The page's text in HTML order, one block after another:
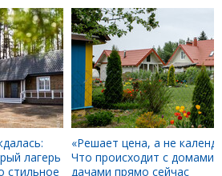
лагерь
стильное
«Решает цена, а не
Что происходит с домами
дачами прямо сейчас